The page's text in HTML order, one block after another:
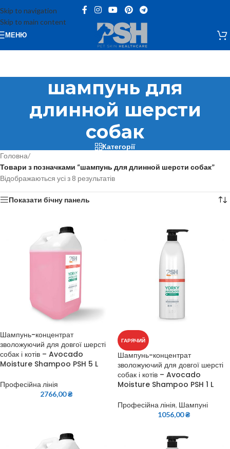
Skip to navigation
Skip to main content
МЕНЮ
шампунь для
длинной шерсти
собак
Категорії
Головна/
Товари з позначками “шампунь для длинной шерсти собак”
Відображаються усі з 8 результатів
Показати бічну панель
Шампунь-концентрат
зволожуючий для довгої шерсті
собак і котів – Avocado
Moisture Shampoo PSH 5 L
Професійна лінія
2766,00₴
ГАРЯЧИЙ
Шампунь-концентрат
зволожуючий для довгої шерсті
собак і котів – Avocado
Moisture Shampoo PSH 1 L
Професійна лінія, Шампуні
1056,00₴